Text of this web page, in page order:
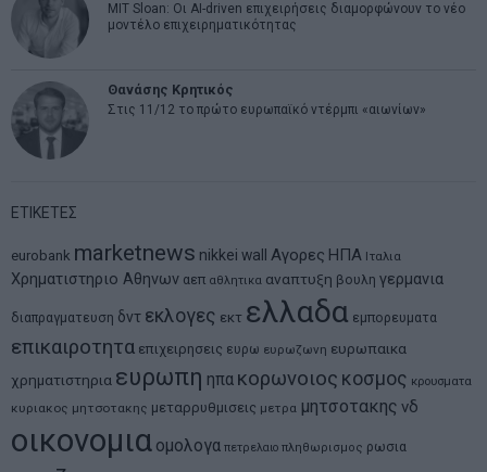
MIT Sloan: Οι AI-driven επιχειρήσεις διαμορφώνουν το νέο
μοντέλο επιχειρηματικότητας
Θανάσης Κρητικός
Στις 11/12 το πρώτο ευρωπαϊκό ντέρμπι «αιωνίων»
ΕΤΙΚΕΤΕΣ
eurobank marketnews nikkei wall Αγορες ΗΠΑ Ιταλια
Χρηματιστηριο Αθηνων αεπ αθλητικα αναπτυξη βουλη γερμανια
διαπραγματευση δντ εκλογες εκτ ελλαδα εμπορευματα
επικαιροτητα επιχειρησεις ευρω ευρωζωνη ευρωπαικα
χρηματιστηρια ευρωπη ηπα κορωνοιος κοσμος κρουσματα
κυριακος μητσοτακης μεταρρυθμισεις μετρα μητσοτακης νδ
οικονομια ομολογα πετρελαιο πληθωρισμος ρωσια